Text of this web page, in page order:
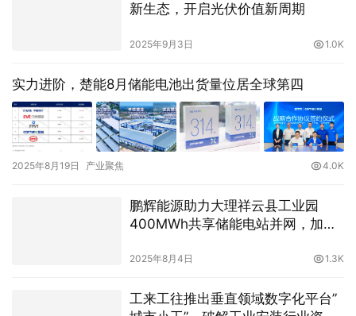
新生态，开启光伏价值新周期
2025年9月3日 1.0K
实力进阶，楚能8月储能电池出货量位居全球第四
2025年8月19日 产业聚焦 4.0K
鹏辉能源助力大理祥云县工业园
400MWh共享储能电站并网，加速
2025年8月4日 1.3K
工来工往推出垂直领域数字化平台”